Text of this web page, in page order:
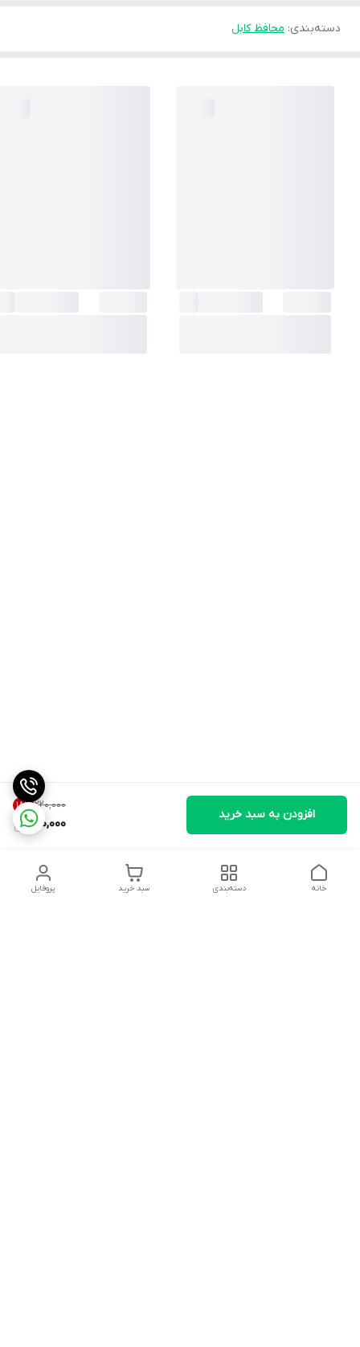
۲۲۰٬۰۰۰ 18%
180,000
افزودن به سبد خرید
دسته‌بندی: محافظ کابل
پروفایل سبد خرید دسته‌بندی خانه